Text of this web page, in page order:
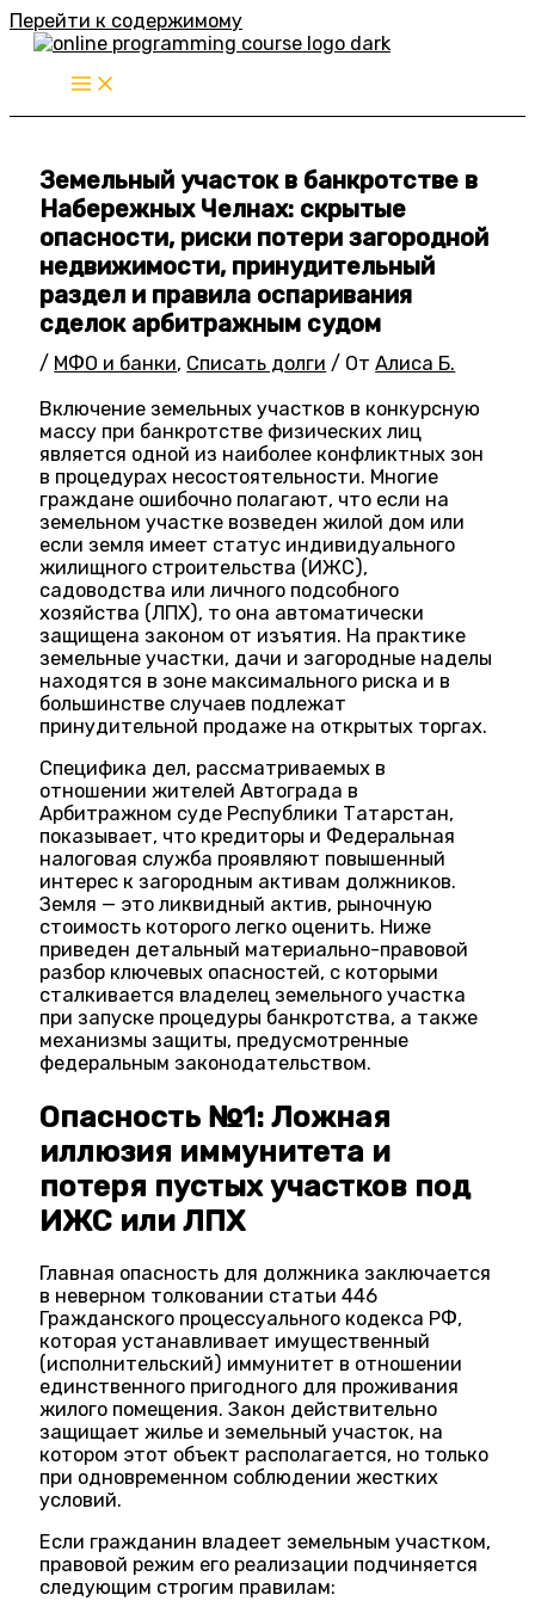
Перейти к содержимому
Земельный участок в банкротстве в
Набережных Челнах: скрытые
опасности, риски потери загородной
недвижимости, принудительный
раздел и правила оспаривания
сделок арбитражным судом
/ МФО и банки, Списать долги / ОтАлиса Б.
Включение земельных участков в конкурсную
массу при банкротстве физических лиц
является одной из наиболее конфликтных зон
в процедурах несостоятельности. Многие
граждане ошибочно полагают, что если на
земельном участке возведен жилой дом или
если земля имеет статус индивидуального
жилищного строительства (ИЖС),
садоводства или личного подсобного
хозяйства (ЛПХ), то она автоматически
защищена законом от изъятия. На практике
земельные участки, дачи и загородные наделы
находятся в зоне максимального риска и в
большинстве случаев подлежат
принудительной продаже на открытых торгах.
Специфика дел, рассматриваемых в
отношении жителей Автограда в
Арбитражном суде Республики Татарстан,
показывает, что кредиторы и Федеральная
налоговая служба проявляют повышенный
интерес к загородным активам должников.
Земля — это ликвидный актив, рыночную
стоимость которого легко оценить. Ниже
приведен детальный материально-правовой
разбор ключевых опасностей, с которыми
сталкивается владелец земельного участка
при запуске процедуры банкротства, а также
механизмы защиты, предусмотренные
федеральным законодательством.
Опасность №1: Ложная
иллюзия иммунитета и
потеря пустых участков под
ИЖС или ЛПХ
Главная опасность для должника заключается
в неверном толковании статьи 446
Гражданского процессуального кодекса РФ,
которая устанавливает имущественный
(исполнительский) иммунитет в отношении
единственного пригодного для проживания
жилого помещения. Закон действительно
защищает жилье и земельный участок, на
котором этот объект располагается, но только
при одновременном соблюдении жестких
условий.
Если гражданин владеет земельным участком,
правовой режим его реализации подчиняется
следующим строгим правилам: